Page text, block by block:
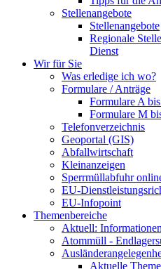
Stellenangebote
Stellenangebote
Regionale
Dienst
Wir für Sie
Was erledige ich wo?
Formulare / Anträge
Formulare A
Formulare M
Telefonverzeichnis
Geoportal (GIS)
Abfallwirtschaft
Kleinanzeigen
Sperrmüllabfuhr
EU-
EU-Infopoint
Themenbereiche
Aktuell:
Atommüll -
Aktuelle